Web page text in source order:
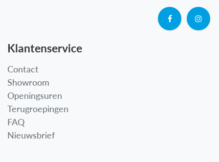
Klantenservice
Contact
Showroom
Openingsuren
Terugroepingen
FAQ
Nieuwsbrief